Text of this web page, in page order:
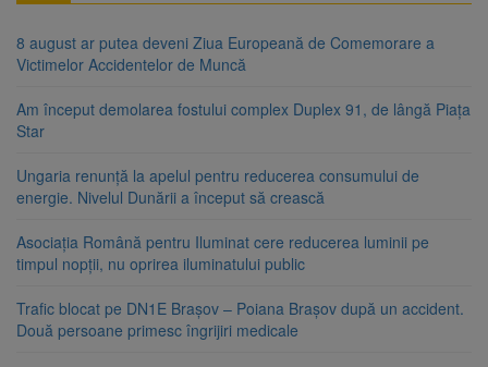
8 august ar putea deveni Ziua Europeană de Comemorare a
Victimelor Accidentelor de Muncă
Am început demolarea fostului complex Duplex 91, de lângă Piața
Star
Ungaria renunță la apelul pentru reducerea consumului de
energie. Nivelul Dunării a început să crească
Asociația Română pentru Iluminat cere reducerea luminii pe
timpul nopții, nu oprirea iluminatului public
Trafic blocat pe DN1E Brașov – Poiana Brașov după un accident.
Două persoane primesc îngrijiri medicale